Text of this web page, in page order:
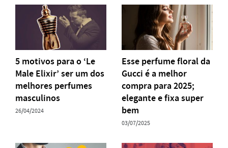
5 motivos para o ‘Le
Male Elixir’ ser um dos
melhores perfumes
masculinos
26/04/2024
Esse perfume floral da
Gucci é a melhor
compra para 2025;
elegante e fixa super
bem
03/07/2025